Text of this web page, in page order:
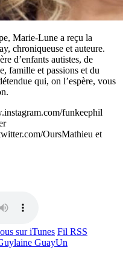
Marie-Lune a reçu la
chroniqueuse et auteure.
d’enfants autistes, de
famille et passions et du
qui, on l’espère, vous
funkeephil
OursMathieu et
sur iTunes Fil RSS
GuayUn